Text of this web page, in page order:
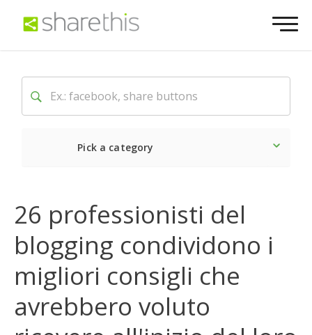
Pick a category
26 professionisti del
blogging condividono i
migliori consigli che
avrebbero voluto